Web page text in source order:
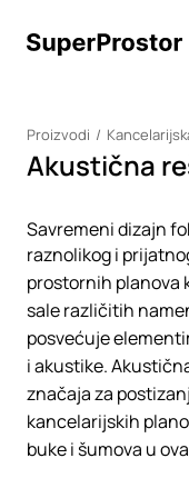
Proizvodi
Akustična
Savremeni dizajn
raznolikog i
prostornih planova
sale različitih
posvećuje
i akustike.
značaja za
kancelarijskih
buke i šumova u